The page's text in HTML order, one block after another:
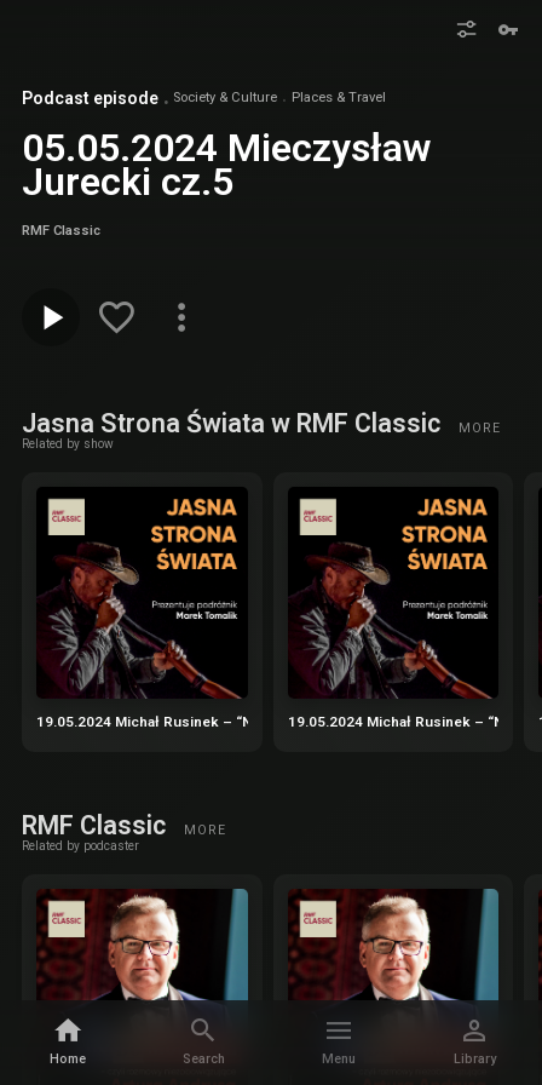
Home Search Menu Library
Podcast episode Society & Culture Places & Travel
05.05.2024 Mieczysław
Jurecki cz.5
RMF Classic
Jasna Strona Świata w RMF Classic MORE
Related by show
19.05.2024 Michał Rusinek – “Nadbagaż” – podróże nie tylko literackie
19.05.2024 Michał Rusinek –
RMF Classic MORE
Related by podcaster